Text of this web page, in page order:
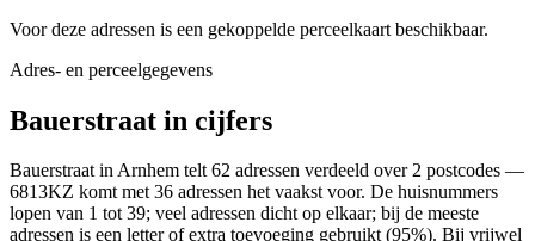
Voor deze adressen is een gekoppelde perceelkaart beschikbaar.
Adres- en perceelgegevens
Bauerstraat in cijfers
Bauerstraat in Arnhem telt 62 adressen verdeeld over 2 postcodes —
6813KZ komt met 36 adressen het vaakst voor. De huisnummers
lopen van 1 tot 39; veel adressen dicht op elkaar; bij de meeste
adressen is een letter of extra toevoeging gebruikt (95%). Bij vrijwel